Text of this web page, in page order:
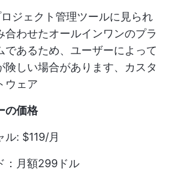
ジェクト管理ツールに見られ
合わせたオールインワンのプラ
であるため、ユーザーによって
険しい場合があります、 カスタ
ウェア
の価格
ル: $119/月
：月額299ドル